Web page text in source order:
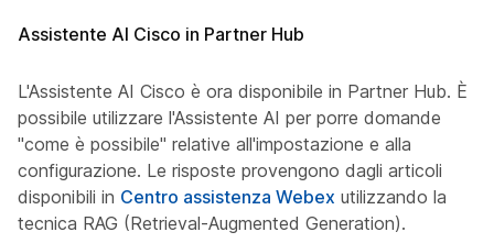
Assistente AI Cisco in Partner Hub
L'Assistente AI Cisco è ora disponibile in Partner Hub. È
possibile utilizzare l'Assistente AI per porre domande
"come è possibile" relative all'impostazione e alla
configurazione. Le risposte provengono dagli articoli
disponibili in Centro assistenza Webex utilizzando la
tecnica RAG (Retrieval-Augmented Generation).